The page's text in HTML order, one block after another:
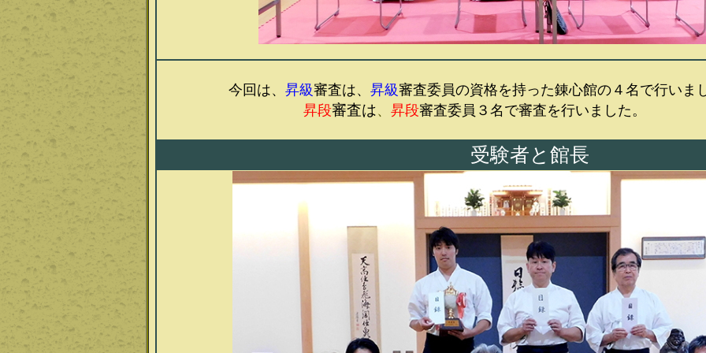
今回は、 昇級審査は、 昇級審査委員の資格を持った錬心館の４名で行いま
昇段審査は、 昇段審査委員３名で審査を行いました。
受験者と館長